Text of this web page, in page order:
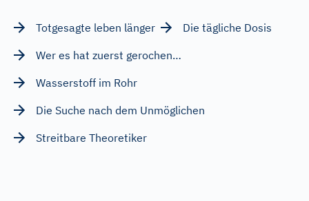
Totgesagte leben länger
Die tägliche Dosis
Wer es hat zuerst gerochen…
Wasserstoff im Rohr
Die Suche nach dem Unmöglichen
Streitbare Theoretiker